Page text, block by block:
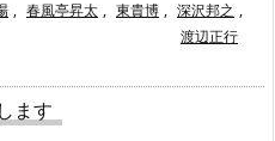
, 春風亭昇太 , 東貴博 , 深沢邦之 ,
渡辺正行
ます